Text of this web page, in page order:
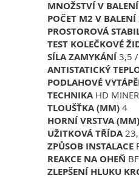
MNOŽSTVÍ V BALENÍ
POČET M2 V BALENÍ
PROSTOROVÁ
TEST KOLEČKOVÉ
SÍLA ZAMYKÁNÍ3,5 /
ANTISTATICKÝ
PODLAHOVÉ
TECHNIKAHD
TLOUŠŤKA (MM)4
HORNÍ VRSTVA (MM)
UŽITKOVÁ TŘÍDA
ZPŮSOB INSTALACE
REAKCE NA OHEŇ
ZLEPŠENÍ HLUKU